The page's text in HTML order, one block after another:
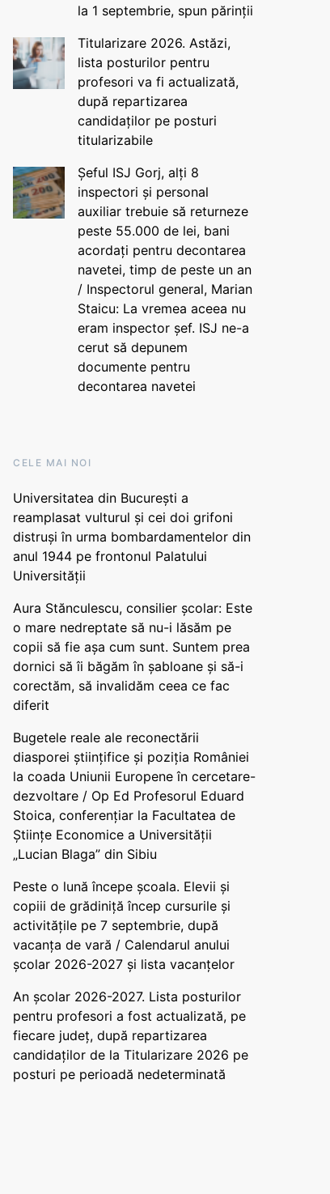
la 1 septembrie, spun părinții
Titularizare 2026. Astăzi,
lista posturilor pentru
profesori va fi actualizată,
după repartizarea
candidaților pe posturi
titularizabile
Șeful ISJ Gorj, alți 8
inspectori și personal
auxiliar trebuie să returneze
peste 55.000 de lei, bani
acordați pentru decontarea
navetei, timp de peste un an
/ Inspectorul general, Marian
Staicu: La vremea aceea nu
eram inspector șef. ISJ ne-a
cerut să depunem
documente pentru
decontarea navetei
CELE MAI NOI
Universitatea din București a
reamplasat vulturul și cei doi grifoni
distruși în urma bombardamentelor din
anul 1944 pe frontonul Palatului
Universității
Aura Stănculescu, consilier școlar: Este
o mare nedreptate să nu-i lăsăm pe
copii să fie așa cum sunt. Suntem prea
dornici să îi băgăm în șabloane și să-i
corectăm, să invalidăm ceea ce fac
diferit
Bugetele reale ale reconectării
diasporei științifice și poziția României
la coada Uniunii Europene în cercetare-
dezvoltare / Op Ed Profesorul Eduard
Stoica, conferențiar la Facultatea de
Științe Economice a Universității
„Lucian Blaga” din Sibiu
Peste o lună începe școala. Elevii și
copiii de grădiniță încep cursurile și
activitățile pe 7 septembrie, după
vacanța de vară / Calendarul anului
școlar 2026-2027 și lista vacanțelor
An școlar 2026-2027. Lista posturilor
pentru profesori a fost actualizată, pe
fiecare județ, după repartizarea
candidaților de la Titularizare 2026 pe
posturi pe perioadă nedeterminată